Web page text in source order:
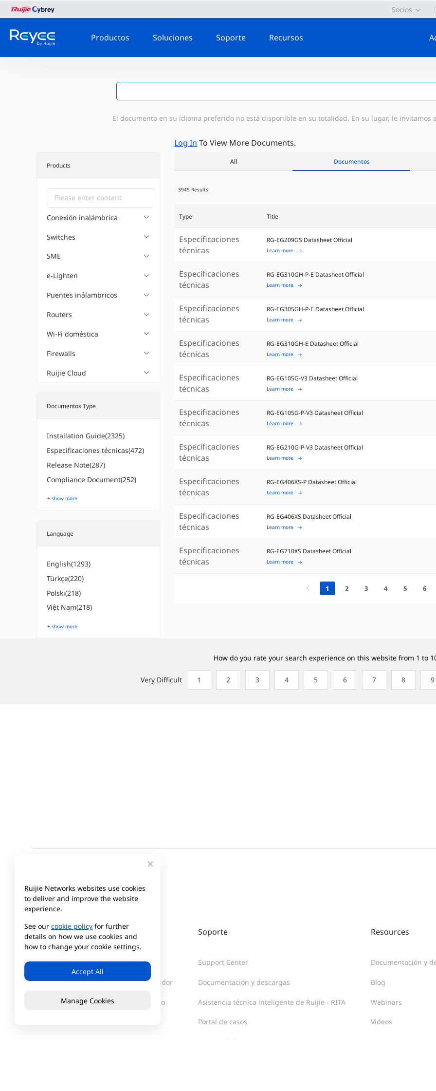
Socios
Productos Soluciones Soporte Recursos
El documento en su idioma preferido no está disponible en su totalidad. En su lugar, le invitamos
Products
Conexión inalámbrica
Switches
SME
e-Lighten
Puentes inálambricos
Routers
Wi-Fi doméstica
Firewalls
Ruijie Cloud
Documentos Type
Installation Guide(2325)
Especificaciones técnicas(472)
Release Note(287)
Compliance Document(252)
+ show more
Language
English(1293)
Türkçe(220)
Polski(218)
Việt Nam(218)
+ show more
Log In To View More Documents.
All Documentos
3945 Results
Type Title
Especificaciones
técnicas
RG-EG209GS Datasheet Official
Learn more
Especificaciones
técnicas
RG-EG310GH-P-E Datasheet Official
Learn more
Especificaciones
técnicas
RG-EG305GH-P-E Datasheet Official
Learn more
Especificaciones
técnicas
RG-EG310GH-E Datasheet Official
Learn more
Especificaciones
técnicas
RG-EG105G-V3 Datasheet Official
Learn more
Especificaciones
técnicas
RG-EG105G-P-V3 Datasheet Official
Learn more
Especificaciones
técnicas
RG-EG210G-P-V3 Datasheet Official
Learn more
Especificaciones
técnicas
RG-EG406XS-P Datasheet Official
Learn more
Especificaciones
técnicas
RG-EG406XS Datasheet Official
Learn more
Especificaciones
técnicas
RG-EG710XS Datasheet Official
Learn more
1 2 3 4 5 6
How do you rate your search experience on this website from 1 to
Very Difficult 1 2 3 4 5 6 7 8 9
Empresa
About Reyee
Noticias
Socio
Centro de socios
Buscar un distribuidor
Convertirse en socio
Soporte
Support Center
Documentación y descargas
Asistencia técnica inteligente de Ruijie - RITA
Portal de casos
Comunidad
Resources
Documentación y
Blog
Webinars
Videos
Ruijie Networks websites use cookies
to deliver and improve the website
experience.
See our cookie policy for further
details on how we use cookies and
how to change your cookie settings.
Accept All
Manage Cookies